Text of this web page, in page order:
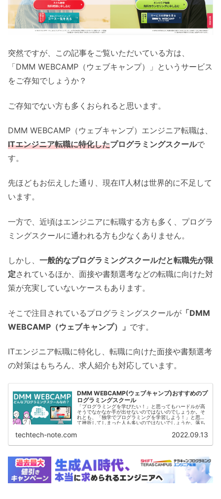
突然ですが、この記事をご覧いただいている方は、
「DMM WEBCAMP（ウェブキャンプ）」というサービス
をご存知でしょうか？
ご存知でない方も多くおられると思います。
DMM WEBCAMP（ウェブキャンプ）エンジニア転職は、
ITエンジニア転職に特化したプログラミングスクールで
す。
先ほどもお伝えした通り、現在IT人材は世界的に不足して
います。
一方で、近頃はエンジニアに転職する方も多く、プログラ
ミングスクールに通われる方も少なくありません。
しかし、 一般的なプログラミングスクールだと転職先が限
定されているほか、面接や書類選考などの転職に向けた対
策が充実していないケースもあります。
そこで注目されているプログラミングスクールが 「DMM
WEBCAMP（ウェブキャンプ）」 です。
ITエンジニア転職に特化し、転職に向けた面接や書類選考
の対策はもちろん、求人紹介も対応しています。
DMM WEBCAMP(ウェブキャンプ)おすすめのプ
ログラミングスクール
「プログラミングを学びたい！」と思ってもハードルが高
そうでなかなか手が出せないのではないのでしょうか。そ
れとも、「独学でプログラミングを学習しよう！」と思っ
て挫折してしまった人も多いのではないでしょうか。落ち
techtech-note.com 2022.09.13